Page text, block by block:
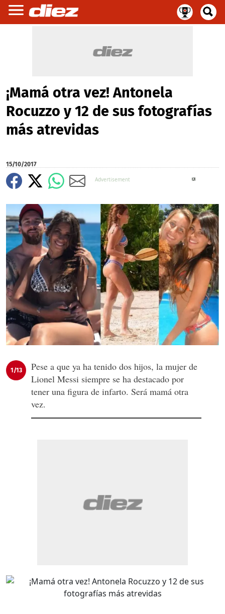
¡Mamá otra vez! Antonela
Rocuzzo y 12 de sus fotografías
más atrevidas
15/10/2017
1/13
Pese a que ya ha tenido dos hijos, la mujer de
Lionel Messi siempre se ha destacado por
tener una figura de infarto. Será mamá otra
vez.
X